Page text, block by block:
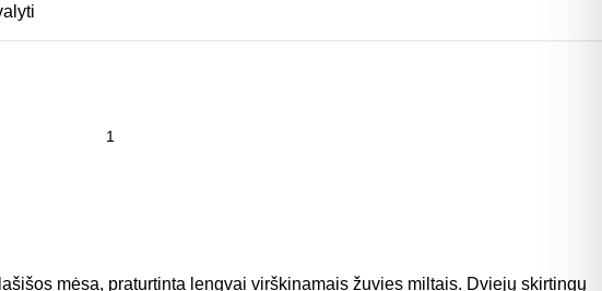
mėsa, praturtinta lengvai virškinamais žuvies miltais. Dviejų skirtingų